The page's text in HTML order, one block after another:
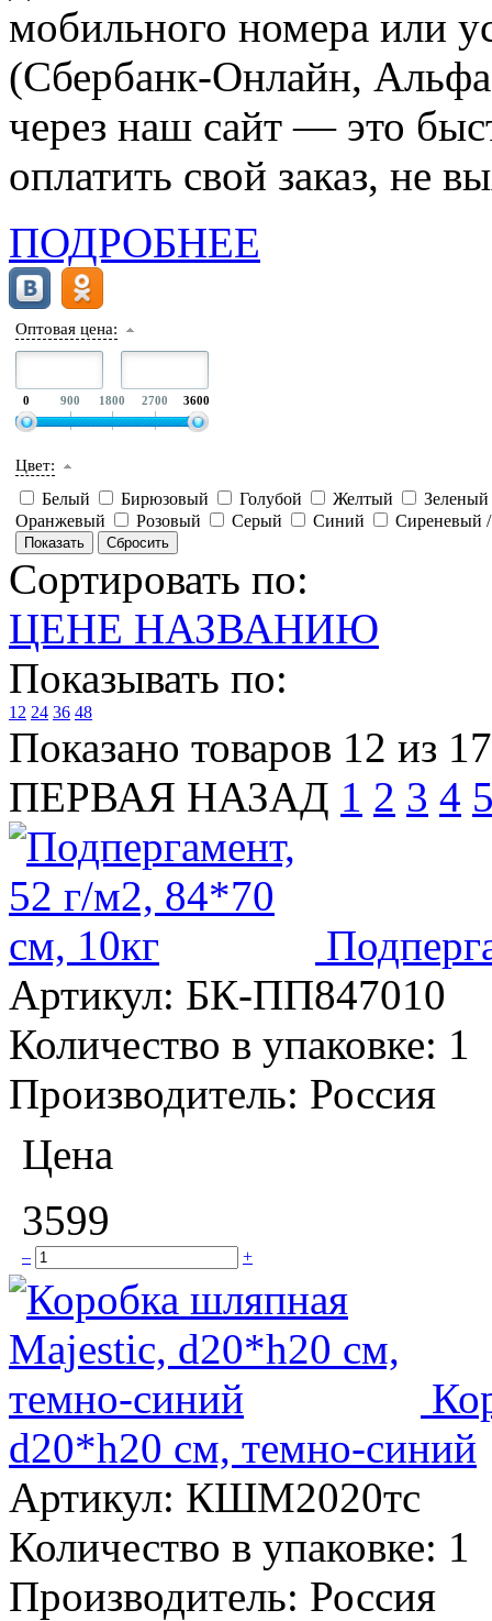
мобильного номера или
(Сбербанк-Онлайн,
через наш сайт — это
оплатить свой заказ, не
ПОДРОБНЕЕ
Оптовая цена:
0 900 1800 2700 3600
Цвет:
Белый Бирюзовый Голубой Желтый
Зеленый
Оранжевый
Розовый Серый Синий Сиреневый
Сортировать по:
ЦЕНЕ НАЗВАНИЮ
Показывать по:
12 24 36 48
Показано товаров 12 из
ПЕРВАЯ НАЗАД 1 2 3 4
Артикул: БК-ПП847010
Количество в упаковке: 1
Производитель: Россия
Цена
3599
– +
d20*h20 см, темно-синий
Артикул: КШМ2020тс
Количество в упаковке: 1
Производитель: Россия